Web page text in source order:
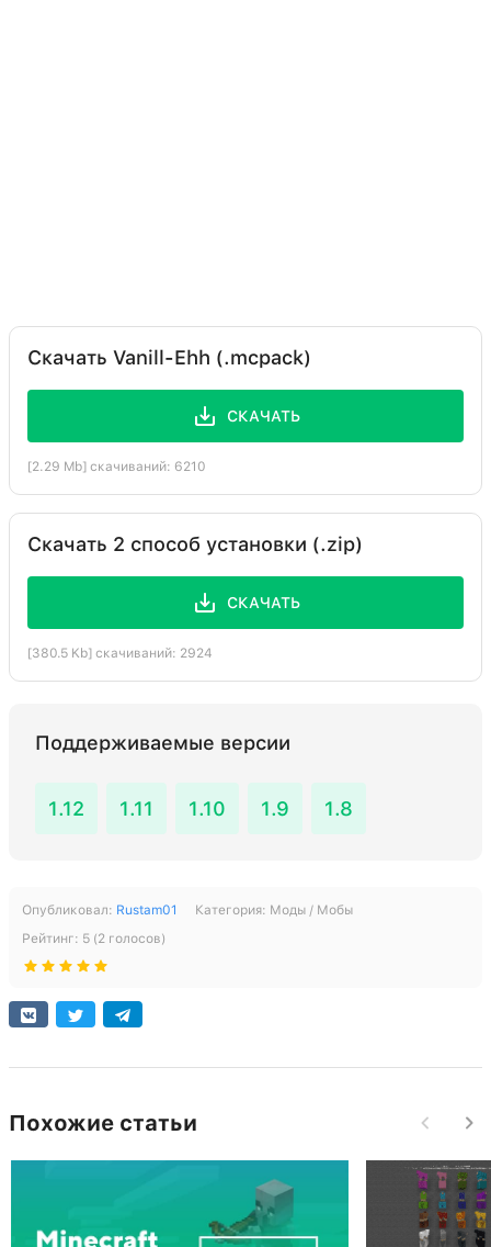
Скачать Vanill-Ehh (.mcpack)
СКАЧАТЬ
[2.29 Mb] скачиваний: 6210
Скачать 2 способ установки (.zip)
СКАЧАТЬ
[380.5 Kb] скачиваний: 2924
Поддерживаемые версии
1.12 1.11 1.10 1.9 1.8
Опубликовал: Rustam01 Категория: Моды / Мобы
Рейтинг: 5 (2 голосов)
Похожие статьи